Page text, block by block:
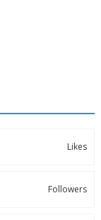
Likes
Followers